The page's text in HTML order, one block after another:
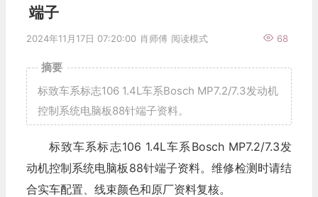
端子
2024年11月17日 07:20:00 肖师傅 68
阅读模式
摘要
标致车系标志106 1.4L车系Bosch MP7.2/7.3发动机
控制系统电脑板88针端子资料。
标致车系标志106 1.4L车系Bosch MP7.2/7.3发
动机控制系统电脑板88针端子资料。维修检测时请结
合实车配置、线束颜色和原厂资料复核。